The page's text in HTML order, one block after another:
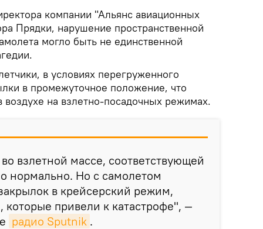
компании "Альянс авиационных
Прядки, нарушение пространственной
могло быть не единственной
в условиях перегруженного
в промежуточное положение, что
на взлетно-посадочных режимах.
взлетной массе, соответствующей
нормально. Но с самолетом
в крейсерский режим,
которые привели к катастрофе", —
радио Sputnik .